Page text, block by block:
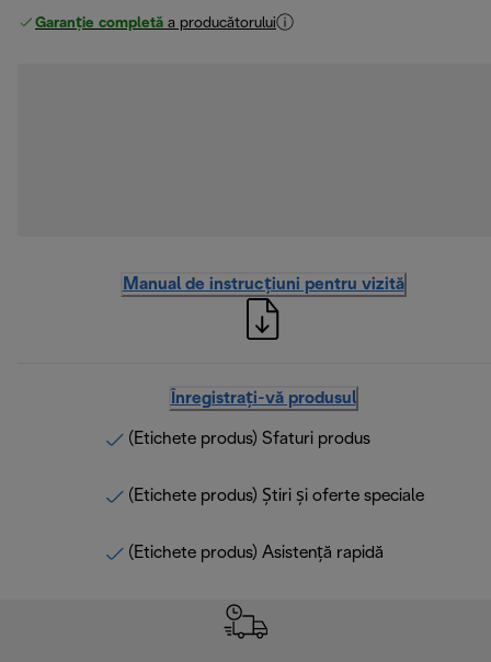
Garanție completă a producătorului
Manual de instrucțiuni pentru vizită
Înregistrați-vă produsul
(Etichete produs) Sfaturi produs
(Etichete produs) Știri și oferte speciale
(Etichete produs) Asistență rapidă